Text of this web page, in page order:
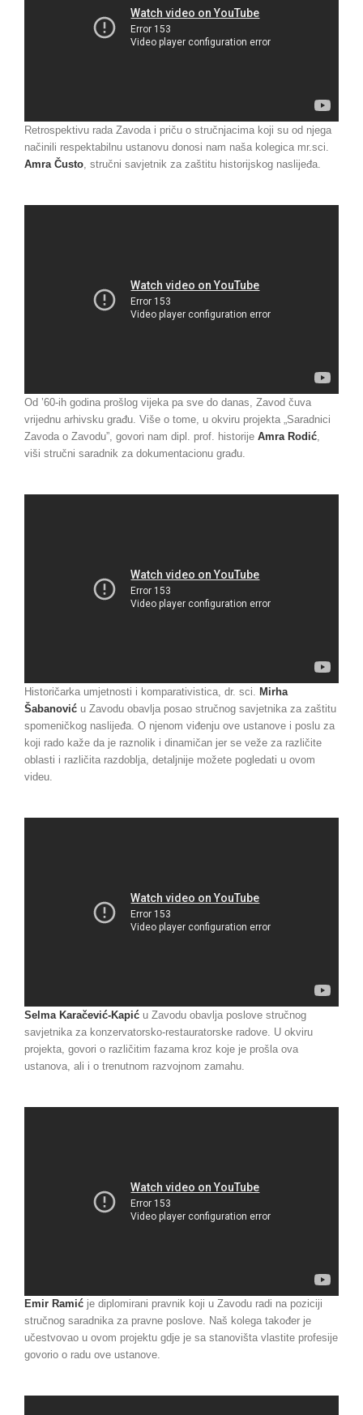
Retrospektivu rada Zavoda i priču o stručnjacima koji su od njega
načinili respektabilnu ustanovu donosi nam naša kolegica mr.sci.
Amra Čusto, stručni savjetnik za zaštitu historijskog naslijeđa.
Od ’60-ih godina prošlog vijeka pa sve do danas, Zavod čuva
vrijednu arhivsku građu. Više o tome, u okviru projekta „Saradnici
Zavoda o Zavodu”, govori nam dipl. prof. historije Amra Rodić
viši stručni saradnik za dokumentacionu građu.
Historičarka umjetnosti i komparativistica, dr. sci.
Mirha
Šabanović u Zavodu obavlja posao stručnog savjetnika za zaštitu
spomeničkog naslijeđa. O njenom viđenju ove ustanove i poslu za
koji rado kaže da je raznolik i dinamičan jer se veže za različite
oblasti i različita razdoblja, detaljnije možete pogledati u ovom
videu.
Selma Karačević-Kapić u Zavodu obavlja poslove stručnog
savjetnika za konzervatorsko-restauratorske radove. U okviru
projekta, govori o različitim fazama kroz koje je prošla ova
ustanova, ali i o trenutnom razvojnom zamahu.
Emir Ramić je diplomirani pravnik koji u Zavodu radi na poziciji
stručnog saradnika za pravne poslove. Naš kolega također je
učestvovao u ovom projektu gdje je sa stanovišta vlastite profesije
govorio o radu ove ustanove.